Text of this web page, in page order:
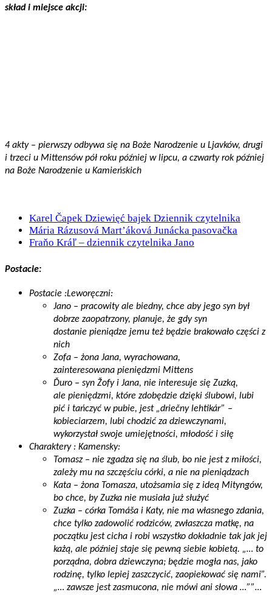
skład i miejsce akcji:
4 akty – pierwszy odbywa się na Boże Narodzenie u Ljavków, drugi
i trzeci u Mittensów pół roku później w lipcu, a czwarty rok później
na Boże Narodzenie u Kamieńskich
Karel Čapek Dziewięć bajek Dziennik czytelnika
Mária Rázusová Mart’áková Junácka pasovačka
Fraňo Kráľ – dziennik czytelnika Jano
Postacie:
Postacie :Leworęczni:
Jano – pracowity ale biedny, chce aby jego syn był
dobrze zaopatrzony, planuje, że gdy syn
dostanie pieniądze jemu też będzie brakowało części z
nich
Zofa – żona Jana, wyrachowana,
zainteresowana pieniędzmi Mittens
Ďuro – syn Žofy i Jana, nie interesuje się Zuzką,
ale pieniędzmi, które zdobędzie dzięki ślubowi, lubi
pić i tańczyć w pubie, jest „driečny lehtikár” –
kobieciarzem, lubi chodzić za dziewczynami,
wykorzystał swoje umiejętności, młodość i siłę
Charaktery : Kamensky:
Tomasz – nie zgadza się na ślub, bo nie jest z miłości,
zależy mu na szczęściu córki, a nie na pieniądzach
Kata – żona Tomasza, utożsamia się z ideą Mityngów,
bo chce, by Zuzka nie musiała już służyć
Zuzka – córka Tomáša i Katy, nie ma własnego zdania,
chce tylko zadowolić rodziców, zwłaszcza matkę, na
początku jest cicha i robi wszystko dokładnie tak jak jej
każą, ale później staje się pewną siebie kobietą. „… to
porządna, dobra dziewczyna; będzie mogła nas, jako
rodzinę, tylko lepiej zaszczycić, zaopiekować się nami”.
„… zawsze jest zasmucona, nie mówi ani słowa …””…